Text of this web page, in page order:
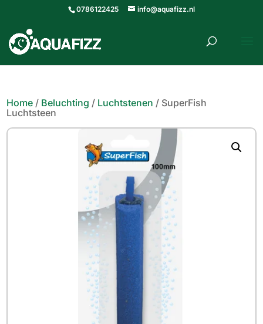
0786122425 info@aquafizz.nl
Home / Beluchting / Luchtstenen / SuperFish
Luchtsteen